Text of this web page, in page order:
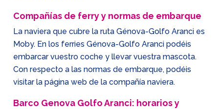
Compañías de ferry y normas de embarque
La naviera que cubre la ruta Génova-Golfo Aranci es
Moby. En los ferries Génova-Golfo Aranci podéis
embarcar vuestro coche y llevar vuestra mascota.
Con respecto a las normas de embarque, podéis
visitar la página web de la compañía naviera.
Barco Genova Golfo Aranci: horarios y